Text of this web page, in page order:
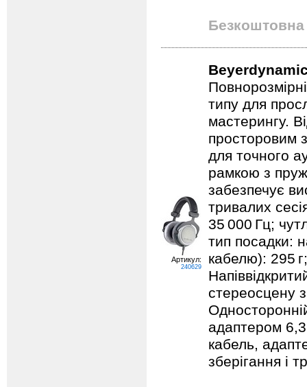
Безкоштовна
Артикул:
240629
типу для
мастерингу.
просторовим
для точного
рамкою з
забезпечує
тривалих
35 000 Гц;
тип посадки:
кабелю): 295
стереосцену
адаптером
кабель,
зберігання і